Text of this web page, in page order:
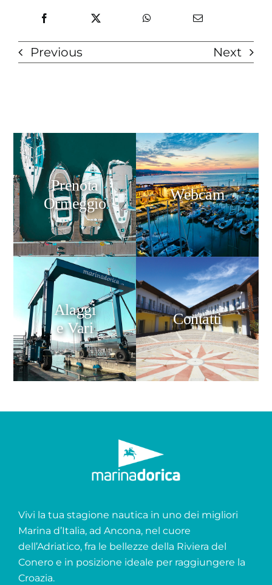
Previous Next
Prenota
Ormeggio
Webcam
Alaggi
e Vari
Contatti
Vivi la tua stagione nautica in uno dei migliori
Marina d’Italia, ad Ancona, nel cuore
dell’Adriatico, fra le bellezze della Riviera del
Conero e in posizione ideale per raggiungere la
Croazia.